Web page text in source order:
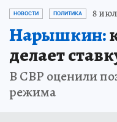
НОВОСТИ ПОЛИТИКА 8
Нарышкин:
делает
В СВР оценили
режима